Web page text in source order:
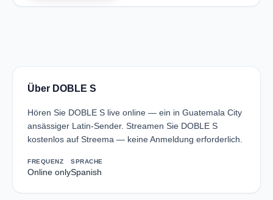
Über DOBLE S
Hören Sie DOBLE S live online — ein in Guatemala City
ansässiger Latin-Sender. Streamen Sie DOBLE S
kostenlos auf Streema — keine Anmeldung erforderlich.
FREQUENZ
Online only
SPRACHE
Spanish